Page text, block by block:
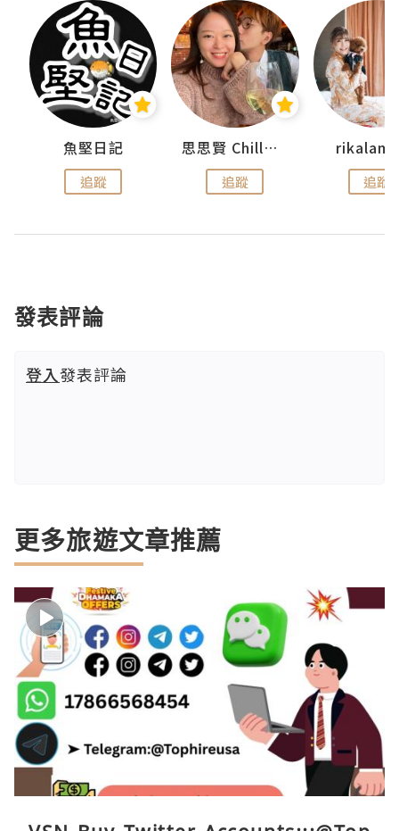
魚堅日記
追蹤
思思賢 ChillMyBabe
追蹤 追蹤
發表評論
登入發表評論
更多旅遊文章推薦